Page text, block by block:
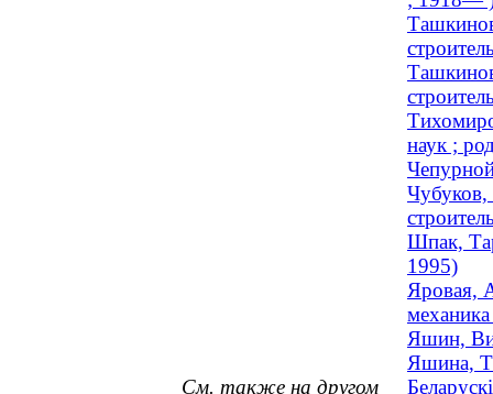
наук ;
Чубуков,
Шпак,
1995)
Яровая,
Яшин,
Яшина,
См. также на другом